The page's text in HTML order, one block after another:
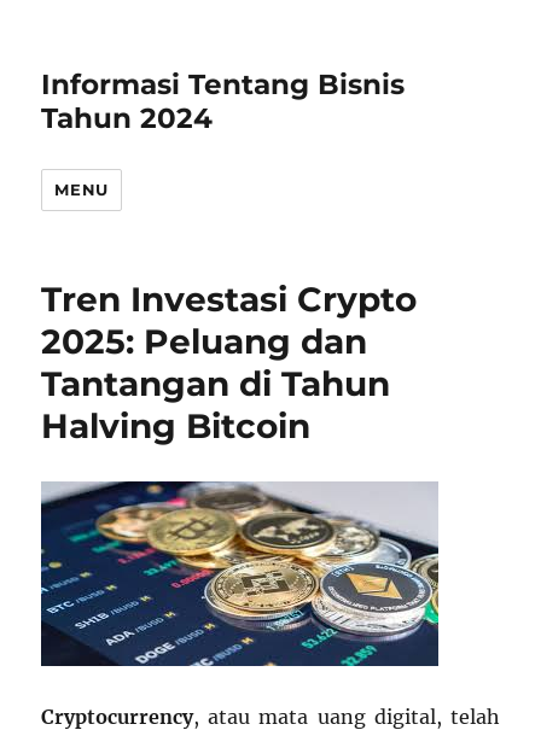
Informasi Tentang Bisnis
Tahun 2024
MENU
Tren Investasi Crypto
2025: Peluang dan
Tantangan di Tahun
Halving Bitcoin
Cryptocurrency, atau mata uang digital, telah